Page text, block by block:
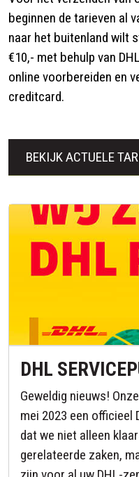
beginnen de tarieven al
naar het buitenland wilt
€10,- met behulp van
online voorbereiden en
creditcard.
BEKIJK ACTUELE
DHL
Geweldig nieuws!
mei 2023 een officieel
dat we niet alleen
gerelateerde zaken,